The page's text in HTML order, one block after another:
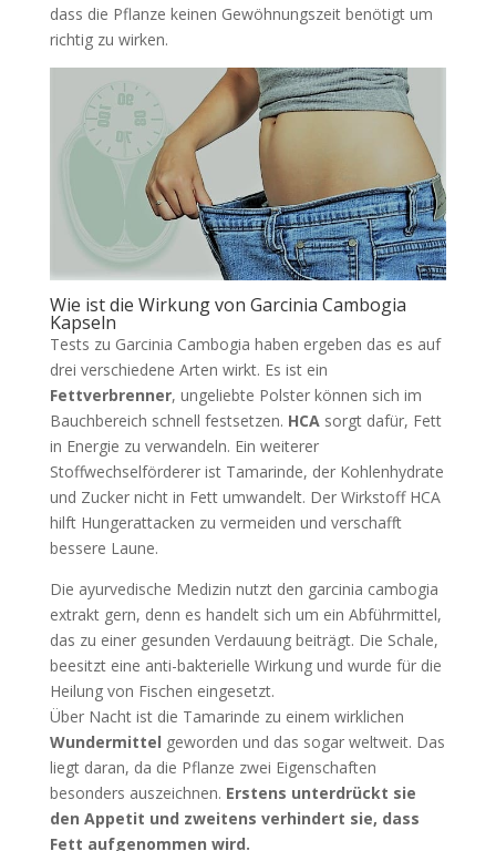
dass die Pflanze keinen Gewöhnungszeit benötigt um
richtig zu wirken.
Wie ist die Wirkung von Garcinia Cambogia
Kapseln
Tests zu Garcinia Cambogia haben ergeben das es auf
drei verschiedene Arten wirkt. Es ist ein
Fettverbrenner, ungeliebte Polster können sich im
Bauchbereich schnell festsetzen. HCAsorgt dafür, Fett
in Energie zu verwandeln. Ein weiterer
Stoffwechselförderer ist Tamarinde, der Kohlenhydrate
und Zucker nicht in Fett umwandelt. Der Wirkstoff HCA
hilft Hungerattacken zu vermeiden und verschafft
bessere Laune.
Die ayurvedische Medizin nutzt den garcinia cambogia
extrakt gern, denn es handelt sich um ein Abführmittel,
das zu einer gesunden Verdauung beiträgt. Die Schale,
beesitzt eine anti-bakterielle Wirkung und wurde für die
Heilung von Fischen eingesetzt.
Über Nacht ist die Tamarinde zu einem wirklichen
Wundermittel geworden und das sogar weltweit. Das
liegt daran, da die Pflanze zwei Eigenschaften
besonders auszeichnen. Erstens unterdrückt sie
den Appetit und zweitens verhindert sie, dass
Fett aufgenommen wird.